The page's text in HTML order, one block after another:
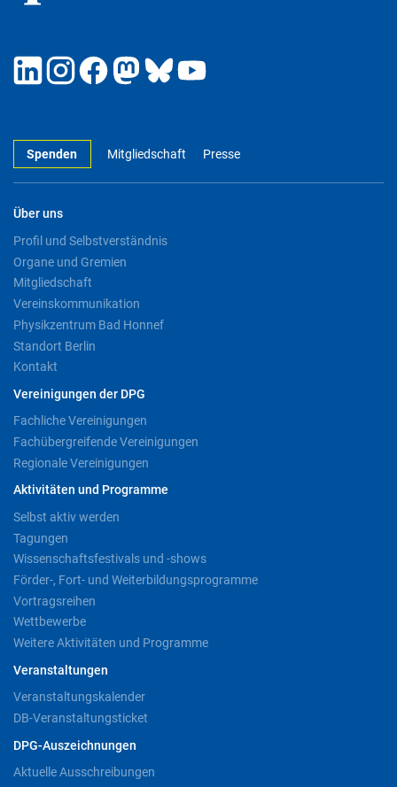
Spenden Mitgliedschaft Presse
Über uns
Profil und Selbstverständnis
Organe und Gremien
Mitgliedschaft
Vereinskommunikation
Physikzentrum Bad Honnef
Standort Berlin
Kontakt
Vereinigungen der DPG
Fachliche Vereinigungen
Fachübergreifende Vereinigungen
Regionale Vereinigungen
Aktivitäten und Programme
Selbst aktiv werden
Tagungen
Wissenschaftsfestivals und -shows
Förder-, Fort- und Weiterbildungsprogramme
Vortragsreihen
Wettbewerbe
Weitere Aktivitäten und Programme
Veranstaltungen
Veranstaltungskalender
DB-Veranstaltungsticket
DPG-Auszeichnungen
Aktuelle Ausschreibungen